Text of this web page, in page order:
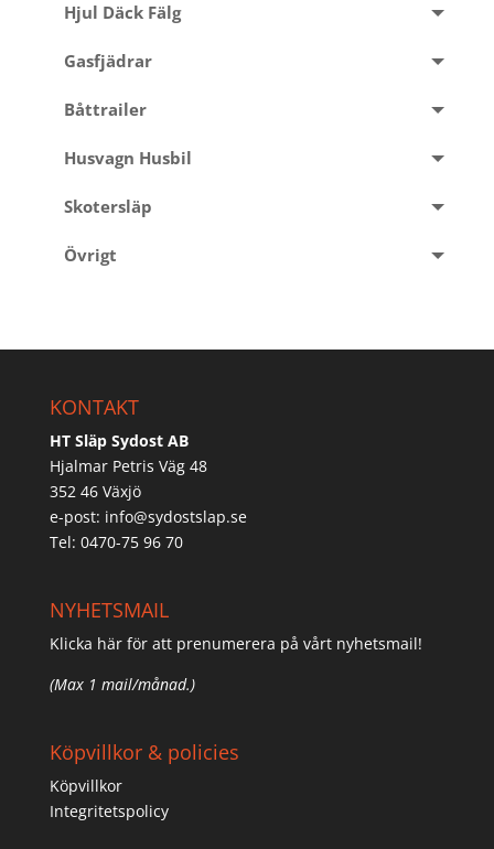
Hjul Däck Fälg
Gasfjädrar
Båttrailer
Husvagn Husbil
Skotersläp
Övrigt
KONTAKT
HT Släp Sydost AB
Hjalmar Petris Väg 48
352 46 Växjö
e-post: info@sydostslap.se
Tel: 0470-75 96 70
NYHETSMAIL
Klicka här för att prenumerera på vårt nyhetsmail!
(Max 1 mail/månad.)
Köpvillkor & policies
Köpvillkor
Integritetspolicy